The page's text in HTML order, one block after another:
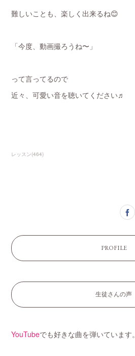
難しいことも、楽しく出来るね😊
「今度、動画撮ろうね〜」
って言ってるので
近々、可愛い音を聴いてください♬
レッスン(464)
PROFILE
生徒さんの声
YouTubeでも好きな曲を弾いています。